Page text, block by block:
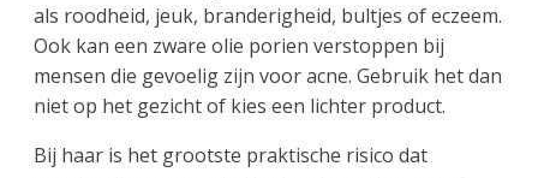
als roodheid, jeuk, branderigheid, bultjes of eczeem.
Ook kan een zware olie porien verstoppen bij
mensen die gevoelig zijn voor acne. Gebruik het dan
niet op het gezicht of kies een lichter product.
Bij haar is het grootste praktische risico dat